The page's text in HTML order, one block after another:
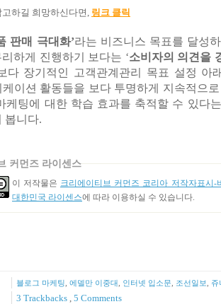
하길 희망하신다면 링크 클릭
판매 극대화’라는 비즈니스 목표를 달성
하게 진행하기 보다는 ‘소비자의 의견을
다 장기적인 고객관계관리 목표 설정 아
이션 활동들을 보다 투명하게 지속적으
케팅에 대한 학습 효과를 축적할 수 있다
봅니다.
커먼즈 라이센스
이 저작물은 크리에이티브 커먼즈 코리아 저작자표시-
대한민국 라이센스에 따라 이용하실 수 있습니다.
블로그 마케팅 에델만 이중대 인터넷 입소문 조선일보
쥬
3 Trackbacks 5 Comments